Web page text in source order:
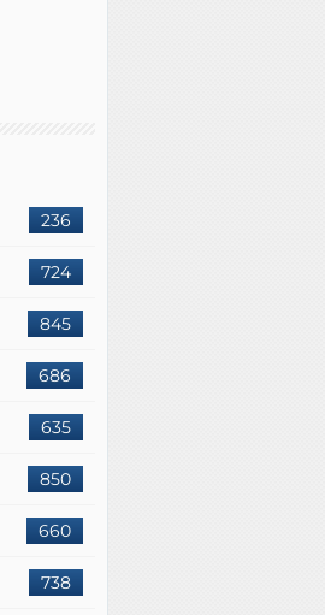
236
724
845
686
635
850
660
738